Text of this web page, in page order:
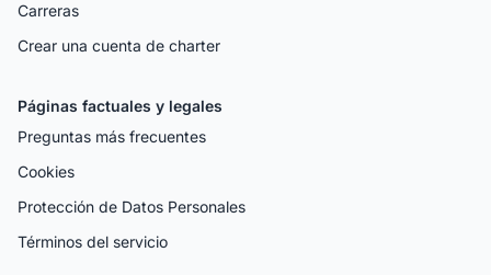
Carreras
Crear una cuenta de charter
Páginas factuales y legales
Preguntas más frecuentes
Cookies
Protección de Datos Personales
Términos del servicio